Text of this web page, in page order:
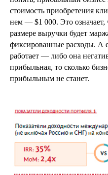
стоимость приобретения
нем — $1 000. Это означает,
размере выручки будет
фиксированные расходы. А
работает — либо она
прибыльная, то сколько
прибыльным не станет.